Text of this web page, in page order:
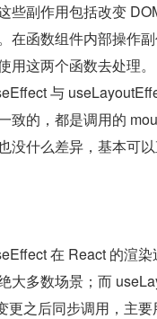
些副作用包括改变
在函数组件内部操作
用这两个函数去处理。
与
致的，都是调用的
没什么差异，基本可以
在 React 的渲
大多数场景；而
更之后同步调用，主